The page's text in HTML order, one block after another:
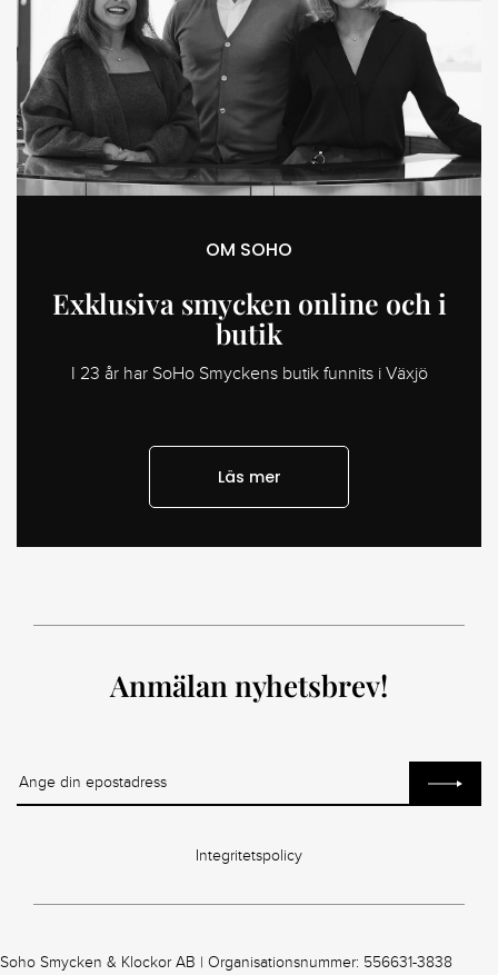
OM SOHO
Exklusiva smycken online och i
butik
I 23 år har SoHo Smyckens butik funnits i Växjö
Läs mer
Anmälan nyhetsbrev!
Integritetspolicy
Soho Smycken & Klockor AB | Organisationsnummer: 556631-3838